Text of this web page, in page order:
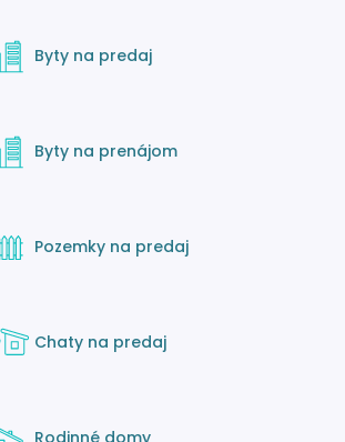
Byty na predaj
Byty na prenájom
Pozemky na predaj
Chaty na predaj